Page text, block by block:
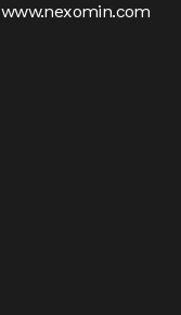
www.nexomin.com